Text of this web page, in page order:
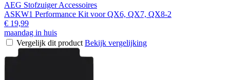
AEG Stofzuiger Accessoires
ASKW1 Performance Kit voor QX6, QX7, QX8-2
€ 19,99
maandag in huis
Vergelijk dit product Bekijk vergelijking